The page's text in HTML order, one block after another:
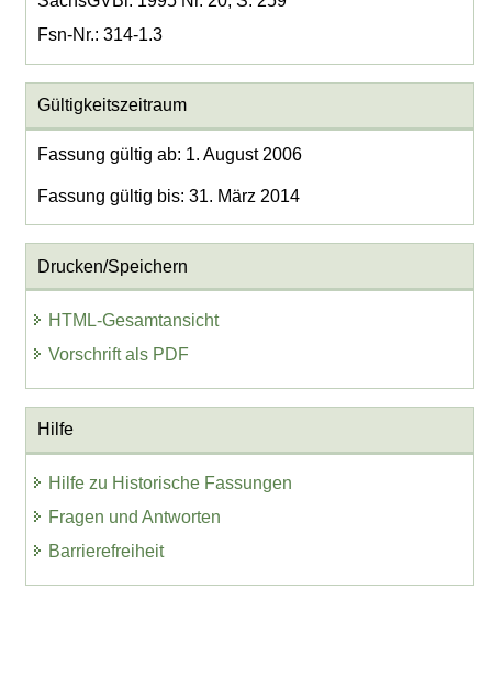
Fsn-Nr.: 314-1.3
Gültigkeitszeitraum
Fassung gültig ab: 1. August 2006
Fassung gültig bis: 31. März 2014
Drucken/Speichern
HTML-Gesamtansicht
Vorschrift als PDF
Hilfe
Hilfe zu Historische Fassungen
Fragen und Antworten
Barrierefreiheit